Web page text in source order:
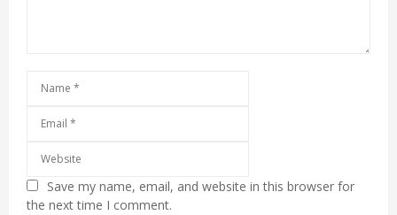
Save my name, email, and website in this browser for
the next time I comment.